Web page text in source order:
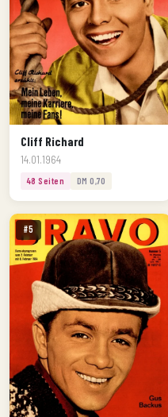
Cliff Richard
14.01.1964
48 Seiten DM 0,70
#5